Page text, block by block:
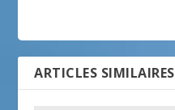
ARTICLES SIMILAIRES